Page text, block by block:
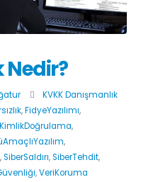
Nedir?
KVKK Danışmanlık
,FidyeYazılımı,
,
,
,SiberSaldırı,SiberTehdit,
,VeriKoruma